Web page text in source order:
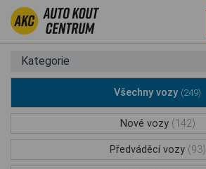
Kategorie
Všechny vozy (249)
Nové vozy (142)
Předváděcí vozy (93)